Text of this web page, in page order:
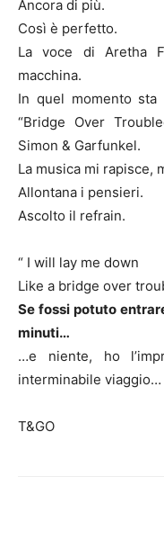
Ancora di più.
Così è perfetto.
La voce di Aretha
macchina.
In quel momento sta
“Bridge Over
Simon & Garfunkel.
La musica mi rapisce,
Allontana i pensieri.
Ascolto il refrain.
“ I will lay me down
Like a bridge over
Se fossi potuto
minuti…
…e niente, ho
interminabile viaggio…
T&GO